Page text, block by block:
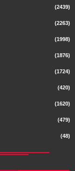
(2439)
(2263)
(1998)
(1876)
(1724)
(420)
(1620)
(479)
(48)